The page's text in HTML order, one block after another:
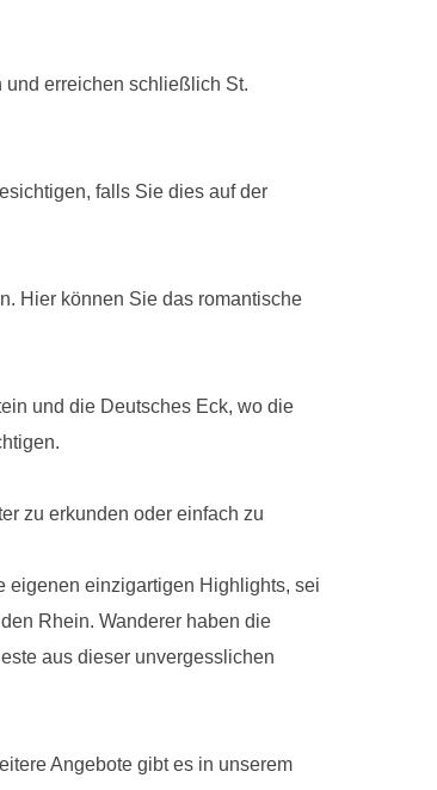
erreichen schließlich St.
falls Sie dies auf der
Hier können Sie das romantische
und die Deutsches Eck, wo die
zu erkunden oder einfach zu
eigenen einzigartigen Highlights, sei
Rhein. Wanderer haben die
aus dieser unvergesslichen
Angebote gibt es in unserem